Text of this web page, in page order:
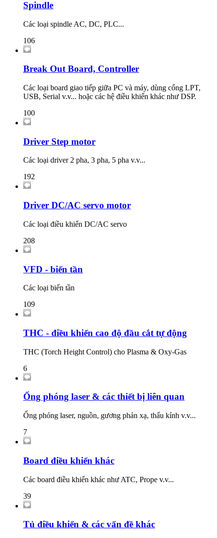
Spindle
Các loại spindle AC, DC, PLC...
106
Break Out Board, Controller
Các loại board giao tiếp giữa PC và máy, dùng cổng LPT,
USB, Serial v.v... hoặc các hệ điều khiển khác như DSP.
100
Driver Step motor
Các loại driver 2 pha, 3 pha, 5 pha v.v...
192
Driver DC/AC servo motor
Các loại điều khiển DC/AC servo
208
VFD - biến tần
Các loại biến tần
109
THC - điều khiển cao độ đầu cắt tự động
THC (Torch Height Control) cho Plasma & Oxy-Gas
6
Ống phóng laser & các thiết bị liên quan
Ống phóng laser, nguồn, gương phản xạ, thấu kính v.v...
7
Board điều khiển khác
Các board điều khiển khác như ATC, Prope v.v...
39
Tủ điều khiển & các vấn đề khác